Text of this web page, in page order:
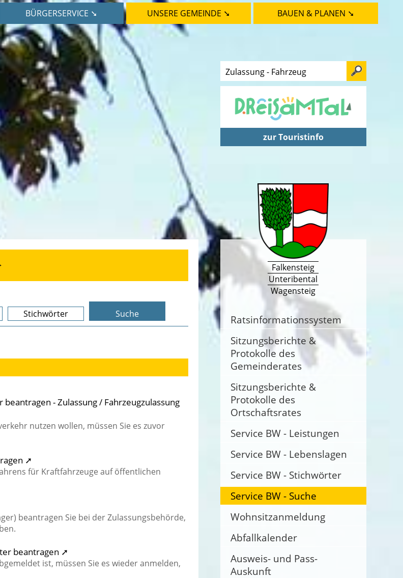
BÜRGERSERVICE ➘ UNSERE GEMEINDE ➘ BAUEN & PLANEN ➘
zur Touristinfo
Stichwörter Suche
- Zulassung / Fahrzeugzulassung
nutzen wollen, müssen Sie es zuvor
➚
für Kraftfahrzeuge auf öffentlichen
beantragen Sie bei der Zulassungsbehörde,
beantragen ➚
ist, müssen Sie es wieder anmelden,
Falkensteig
Unteribental
Wagensteig
Ratsinformationssystem
Sitzungsberichte &
Protokolle des
Gemeinderates
Sitzungsberichte &
Protokolle des
Ortschaftsrates
Service BW - Leistungen
Service BW - Lebenslagen
Service BW - Stichwörter
Service BW - Suche
Wohnsitzanmeldung
Abfallkalender
Ausweis- und Pass-
Auskunft